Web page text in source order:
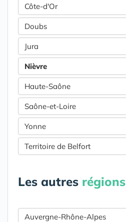
Côte-d'Or
Doubs
Jura
Nièvre
Haute-Saône
Saône-et-Loire
Yonne
Territoire de Belfort
Les autres régions
Auvergne-Rhône-Alpes